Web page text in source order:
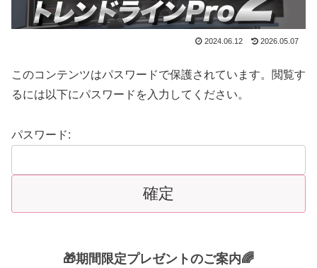
2024.06.12 2026.05.07
このコンテンツはパスワードで保護されています。閲覧す
るには以下にパスワードを入力してください。
パスワード:
🎁期間限定プレゼントのご案内🌈